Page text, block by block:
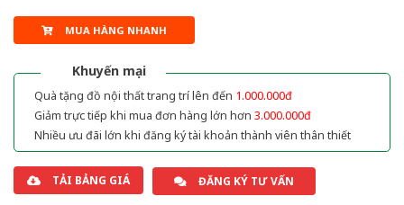
MUA HÀNG NHANH
Khuyến mại
Quà tặng đồ nội thất trang trí lên đến 1.000.000đ
Giảm trực tiếp khi mua đơn hàng lớn hơn 3.000.000đ
Nhiều ưu đãi lớn khi đăng ký tài khoản thành viên thân thiết
TẢI BẢNG GIÁ ĐĂNG KÝ TƯ VẤN